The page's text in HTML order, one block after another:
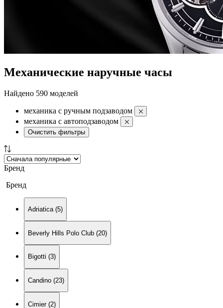
Механические наручные часы
Найдено 590 моделей
механика с ручным подзаводом
механика с автоподзаводом
Очистить фильтры
Бренд
Бренд
Adriatica (5)
Beverly Hills Polo Club (20)
Bigotti (3)
Candino (23)
Cimier (2)